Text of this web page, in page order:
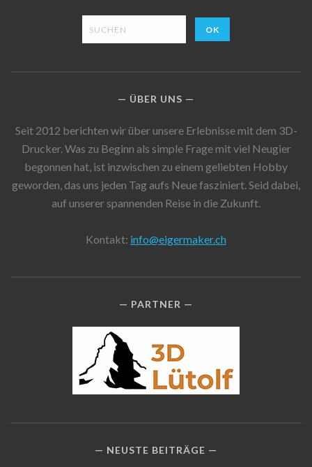
ÜBER UNS
Seit 2012 berichten wir über unsere Erlebnisse mit dem 3D-
Drucker. Was zu Beginn als simple Frage mit viel Neugier
begonnen hat, ist inzwischen zu einem geliebten Hobby
geworden, das uns jeden Tag aufs Neue fasziniert. Seid dabei,
auf unserer spannenden Reise in die Zukunft.
Kontakt: info@eigermaker.ch
PARTNER
NEUSTE BEITRÄGE